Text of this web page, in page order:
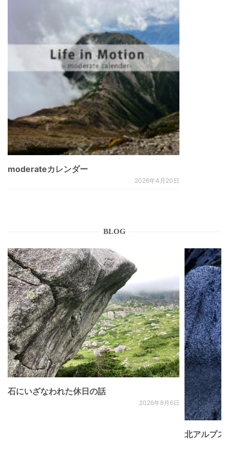
moderateカレンダー
2026年4月20日
BLOG
石にいざなわれた休日の話
2026年8月6日
北アルプ